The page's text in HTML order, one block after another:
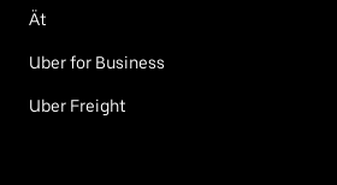
Ät
Uber for Business
Uber Freight